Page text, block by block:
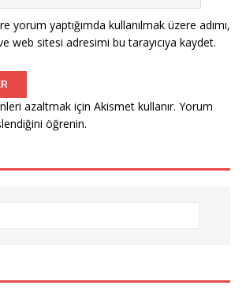
yorum yaptığımda kullanılmak üzere adımı,
web sitesi adresimi bu tarayıcıya kaydet.
azaltmak için Akismet kullanır. Yorum
öğrenin.